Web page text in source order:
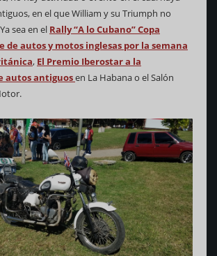
en el que William y su Triumph no
sea en el Rally “A lo Cubano” Copa
de autos y motos inglesas por la semana
, El Premio Iberostar a la
autos antiguosen La Habana o el Salón